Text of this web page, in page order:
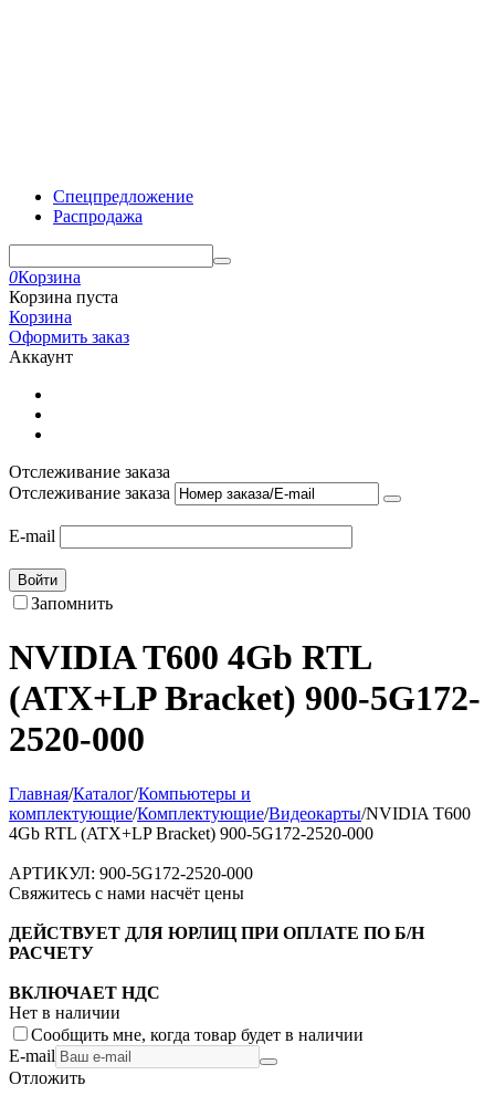
Спецпредложение
Распродажа
0Корзина
Корзина пуста
Корзина
Оформить заказ
Аккаунт
Отслеживание заказа
Отслеживание заказа
E-mail
Войти
Запомнить
NVIDIA T600 4Gb RTL
(ATX+LP Bracket) 900-5G172-
2520-000
Главная/Каталог/Компьютеры и
комплектующие/Комплектующие/Видеокарты/NVIDIA T600
4Gb RTL (ATX+LP Bracket) 900-5G172-2520-000
АРТИКУЛ: 900-5G172-2520-000
Свяжитесь с нами насчёт цены
ДЕЙСТВУЕТ ДЛЯ ЮРЛИЦ ПРИ ОПЛАТЕ ПО Б/Н
РАСЧЕТУ
ВКЛЮЧАЕТ НДС
Нет в наличии
Сообщить мне, когда товар будет в наличии
E-mail
Отложить